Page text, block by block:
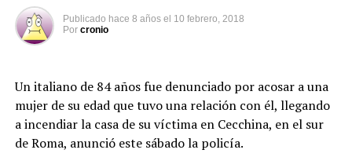
Publicado hace 8 años el 10 febrero, 2018
Por cronio
Un italiano de 84 años fue denunciado por acosar a una
mujer de su edad que tuvo una relación con él, llegando
a incendiar la casa de su víctima en Cecchina, en el sur
de Roma, anunció este sábado la policía.